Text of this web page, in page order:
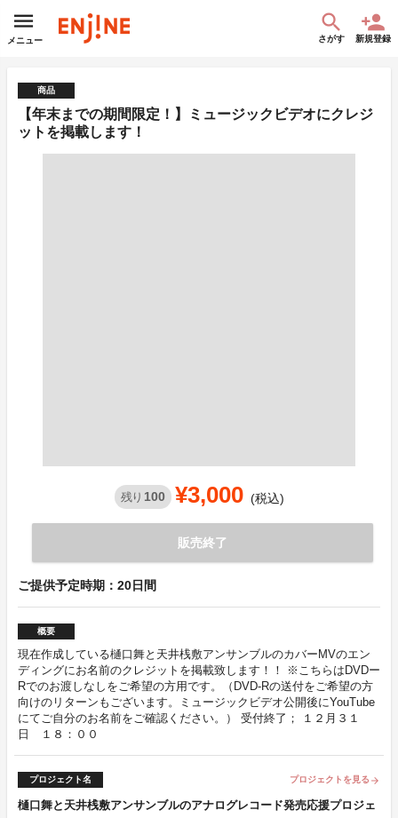
メニュー さがす 新規登録
商品
【年末までの期間限定！】ミュージックビデオにクレジ
ットを掲載します！
残り 100 ¥3,000 (税込)
販売終了
ご提供予定時期：20日間
概要
現在作成している樋口舞と天井桟敷アンサンブルのカバーMVのエン
ディングにお名前のクレジットを掲載致します！！ ※こちらはDVDー
Rでのお渡しなしをご希望の方用です。（DVD-Rの送付をご希望の方
向けのリターンもございます。ミュージックビデオ公開後にYouTube
にてご自分のお名前をご確認ください。） 受付終了； １２月３１
日 １８：００
プロジェクト名 プロジェクトを見る arrow_forward
樋口舞と天井桟敷アンサンブルのアナログレコード発売応援プロジェ